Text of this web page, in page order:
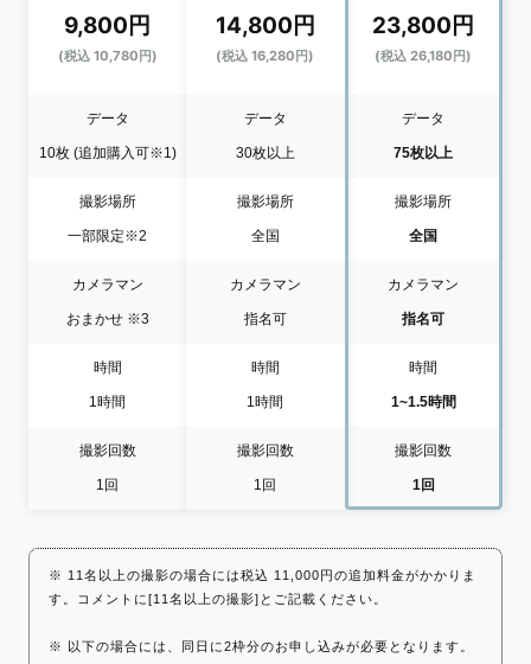
9,800円
(税込 10,780円)
データ
10枚 (追加購入可※1)
撮影場所
一部限定※2
カメラマン
おまかせ ※3
時間
1時間
撮影回数
1回
14,800円
(税込 16,280円)
データ
30枚以上
撮影場所
全国
カメラマン
指名可
時間
1時間
撮影回数
1回
23,800円
(税込 26,180円)
データ
75枚以上
撮影場所
全国
カメラマン
指名可
時間
1~1.5時間
撮影回数
1回
※ 11名以上の撮影の場合には税込 11,000円の追加料金がかかりま
す。コメントに[11名以上の撮影]とご記載ください。
※ 以下の場合には、同日に2枠分のお申し込みが必要となります。